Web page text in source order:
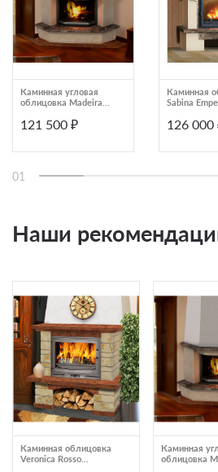
Каминная угловая
облицовка Madeira
мраморная балка
121 500 ₽
Каминная
Sabina
126 000
01
Наши
Каминная облицовка
Veronica Rosso
Каминная
облицовка